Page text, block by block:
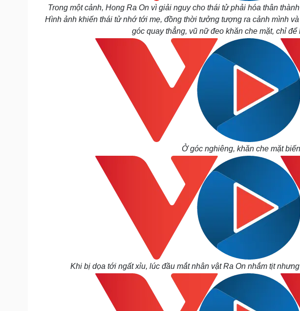
Trong một cảnh, Hong Ra On vì giải nguy cho thái tử phải hóa thân
Hình ảnh khiến thái tử nhớ tới mẹ, đồng thời tưởng tượng ra cảnh mình
góc quay thẳng, vũ nữ đeo khăn che mặt, chỉ để
Ở góc nghiêng, khăn che mặt
Khi bị dọa tới ngất xỉu, lúc đầu mắt nhân vật Ra On nhắm tịt